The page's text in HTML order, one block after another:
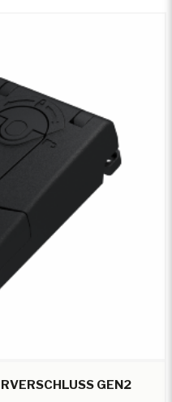
GEN2